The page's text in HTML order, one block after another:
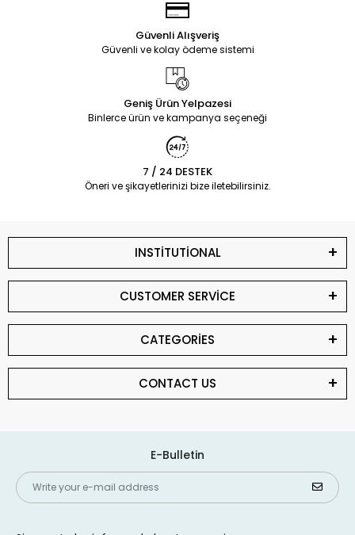
Güvenli Alışveriş
Güvenli ve kolay ödeme sistemi
Geniş Ürün Yelpazesi
Binlerce ürün ve kampanya seçeneği
7 / 24 DESTEK
Öneri ve şikayetlerinizi bize iletebilirsiniz.
INSTİTUTİONAL
CUSTOMER SERVİCE
CATEGORİES
CONTACT US
E-Bulletin